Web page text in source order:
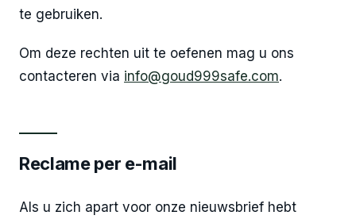
te gebruiken.
Om deze rechten uit te oefenen mag u ons
contacteren via info@goud999safe.com.
Reclame per e-mail
Als u zich apart voor onze nieuwsbrief hebt